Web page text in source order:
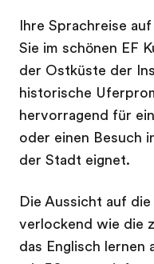
Ihre Sprachreise
Sie im schönen EF
der Ostküste der
historische
hervorragend für
oder einen Besuch
der Stadt eignet.
Die Aussicht auf
verlockend wie die
das Englisch lernen